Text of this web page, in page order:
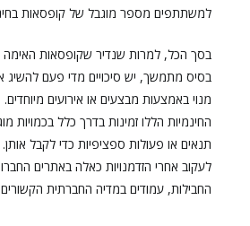
למשתתפים מספר מוגבל של קופסאות
בסך הכל, למרות שנדיר שקופסאות האימה
בסיס מתמשך, יש סיכויים מדי פעם
מנוי באמצעות מבצעים או אירועים
החינמיות הללו זמינות בדרך כלל בכמויות
תנאים או פעולות ספציפיות כדי לקבל
לעקוב אחרי הזדמנויות כאלה באתרים
החבילות, עמודים במדיה החברתית